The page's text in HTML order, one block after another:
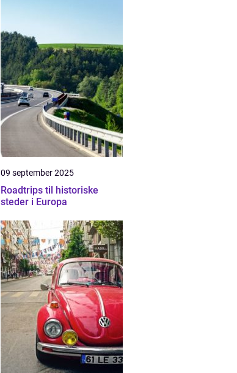
09 september 2025
Roadtrips til historiske
steder i Europa